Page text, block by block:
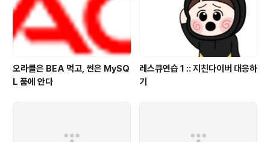
오라클은 BEA 먹고, 썬은 MySQ
L 품에 안다
레스큐연습 1 :: 지친다이버 대응하
기